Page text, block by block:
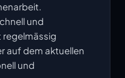
und
regelmässig
auf dem aktuellen
und